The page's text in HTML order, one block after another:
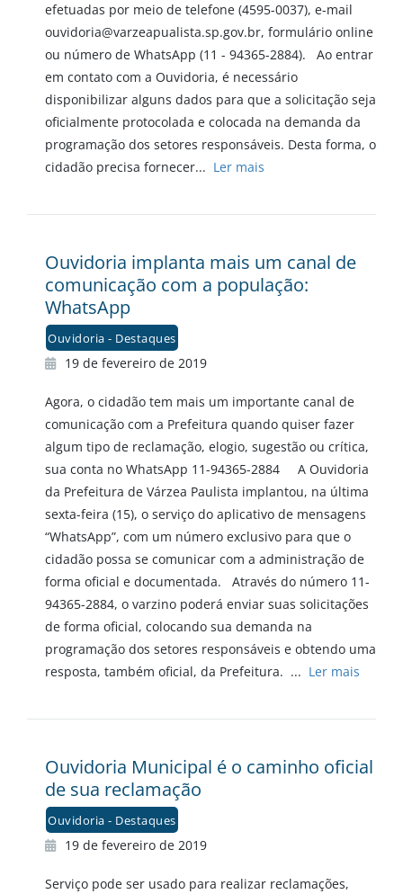
efetuadas por meio de telefone (4595-0037), e-mail
ouvidoria@varzeapualista.sp.gov.br, formulário online
ou número de WhatsApp (11 - 94365-2884). Ao entrar
em contato com a Ouvidoria, é necessário
disponibilizar alguns dados para que a solicitação seja
oficialmente protocolada e colocada na demanda da
programação dos setores responsáveis. Desta forma, o
cidadão precisa fornecer... Ler mais
Ouvidoria implanta mais um canal de
comunicação com a população:
WhatsApp
Ouvidoria - Destaques
19 de fevereiro de 2019
Agora, o cidadão tem mais um importante canal de
comunicação com a Prefeitura quando quiser fazer
algum tipo de reclamação, elogio, sugestão ou crítica,
sua conta no WhatsApp 11-94365-2884 A Ouvidoria
da Prefeitura de Várzea Paulista implantou, na última
sexta-feira (15), o serviço do aplicativo de mensagens
“WhatsApp”, com um número exclusivo para que o
cidadão possa se comunicar com a administração de
forma oficial e documentada. Através do número 11-
94365-2884, o varzino poderá enviar suas solicitações
de forma oficial, colocando sua demanda na
programação dos setores responsáveis e obtendo uma
resposta, também oficial, da Prefeitura. ... Ler mais
Ouvidoria Municipal é o caminho oficial
de sua reclamação
Ouvidoria - Destaques
19 de fevereiro de 2019
Serviço pode ser usado para realizar reclamações,